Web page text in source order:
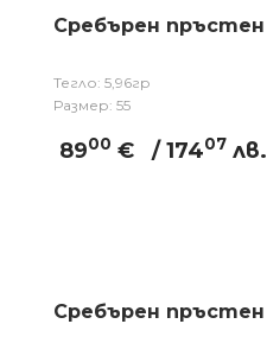
Сребърен пръстен
Тегло: 5,96гр
Размер: 55
8900 € / 17407 лв.
Сребърен пръстен